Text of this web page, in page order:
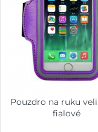
Pouzdro na ruku
fialové